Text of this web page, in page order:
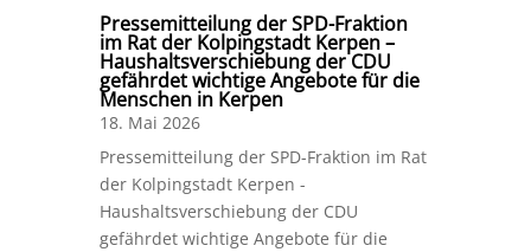
Pressemitteilung der SPD-Fraktion
im Rat der Kolpingstadt Kerpen –
Haushaltsverschiebung der CDU
gefährdet wichtige Angebote für die
Menschen in Kerpen
18. Mai 2026
Pressemitteilung der SPD-Fraktion im Rat
der Kolpingstadt Kerpen -
Haushaltsverschiebung der CDU
gefährdet wichtige Angebote für die